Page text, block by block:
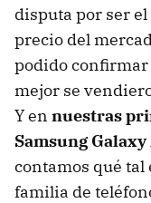
disputa por ser
precio del
podido confirmar
mejor se
Y en nuestras
Samsung
contamos qué tal
familia de